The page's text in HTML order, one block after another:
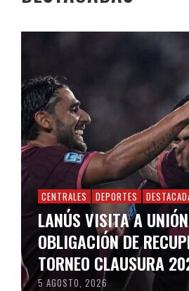
CENTRALES DEPORTES
LANÚS VISITA A
OBLIGACIÓN DE
TORNEO CLAUSURA
5 AGOSTO, 2026